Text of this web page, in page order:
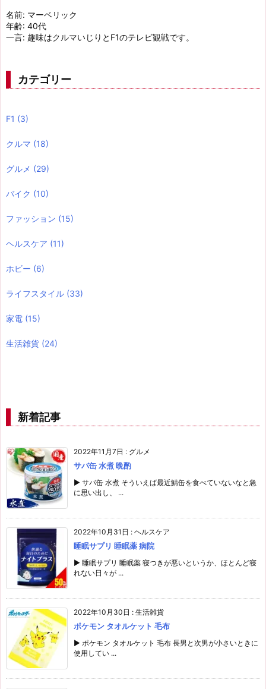
名前: マーベリック
年齢: 40代
一言: 趣味はクルマいじりとF1のテレビ観戦です。
カテゴリー
F1 (3)
クルマ (18)
グルメ (29)
バイク (10)
ファッション (15)
ヘルスケア (11)
ホビー (6)
ライフスタイル (33)
家電 (15)
生活雑貨 (24)
新着記事
2022年11月7日 : グルメ
サバ缶 水煮 晩酌
▶ サバ缶 水煮 そういえば最近鯖缶を食べていないなと急
に思い出し、 ...
2022年10月31日 : ヘルスケア
睡眠サプリ 睡眠薬 病院
▶ 睡眠サプリ 睡眠薬 寝つきが悪いというか、ほとんど寝
れない日々が ...
2022年10月30日 : 生活雑貨
ポケモン タオルケット 毛布
▶ ポケモン タオルケット 毛布 長男と次男が小さいときに
使用してい ...